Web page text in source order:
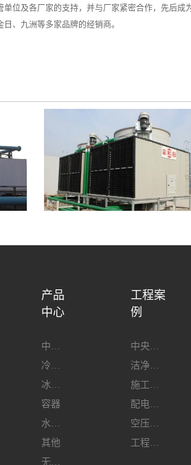
位及各厂家的支持，并与厂家紧密合作，先后
、九洲等多家品牌的经销商。
产品
中心
中央空调
冷水机
冰蓄冷
容器
水热源泵
其他
无尘车间
工程案
例
中央空调工程
洁净车间工程
施工现场
配电工程
空压工程
工程案例